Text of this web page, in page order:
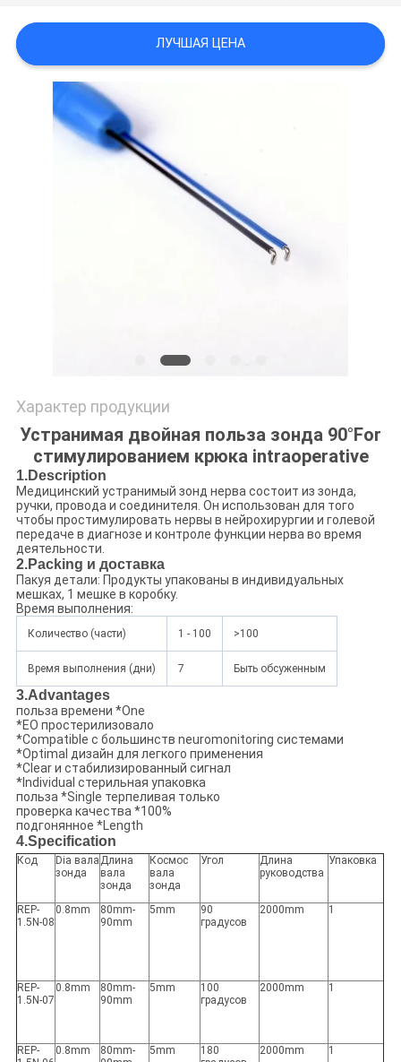
ЛУЧШАЯ ЦЕНА
Характер продукции
Устранимая двойная польза зонда 90°For
стимулированием крюка intraoperative
1.Description
Медицинский устранимый зонд нерва состоит из зонда,
ручки, провода и соединителя. Он использован для того
чтобы простимулировать нервы в нейрохирургии и голевой
передаче в диагнозе и контроле функции нерва во время
деятельности.
2.Packing и доставка
Пакуя детали: Продукты упакованы в индивидуальных
мешках, 1 мешке в коробку.
Время выполнения:
Количество (части) 1 - 100 >100
Время выполнения (дни) 7 Быть обсуженным
3.Advantages
польза времени *One
*EO простерилизовало
*Compatible с большинств neuromonitoring системами
*Optimal дизайн для легкого применения
*Clear и стабилизированный сигнал
*Individual стерильная упаковка
польза *Single терпеливая только
проверка качества *100%
подгонянное *Length
4.Specification
Код
Dia вала
зонда
Длина
вала
зонда
Космос
вала
зонда
Угол
Длина
руководства
Упаковка
REP-
1.5N-08
0.8mm
80mm-
90mm
5mm
90
градусов
2000mm 1
REP-
1.5N-07
0.8mm
80mm-
90mm
5mm
100
градусов
2000mm 1
REP-
0.8mm
80mm-
5mm
180
2000mm 1